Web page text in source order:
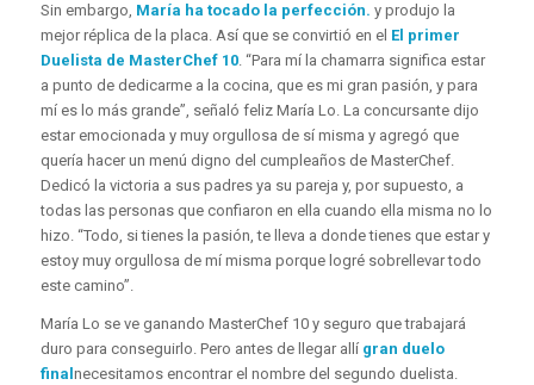
Sin embargo, María ha tocado la perfección. y produjo la
mejor réplica de la placa. Así que se convirtió en el El primer
Duelista de MasterChef 10. “Para mí la chamarra significa estar
a punto de dedicarme a la cocina, que es mi gran pasión, y para
mí es lo más grande”, señaló feliz María Lo. La concursante dijo
estar emocionada y muy orgullosa de sí misma y agregó que
quería hacer un menú digno del cumpleaños de MasterChef.
Dedicó la victoria a sus padres ya su pareja y, por supuesto, a
todas las personas que confiaron en ella cuando ella misma no lo
hizo. “Todo, si tienes la pasión, te lleva a donde tienes que estar y
estoy muy orgullosa de mí misma porque logré sobrellevar todo
este camino”.
María Lo se ve ganando MasterChef 10 y seguro que trabajará
duro para conseguirlo. Pero antes de llegar allí gran duelo
final necesitamos encontrar el nombre del segundo duelista.